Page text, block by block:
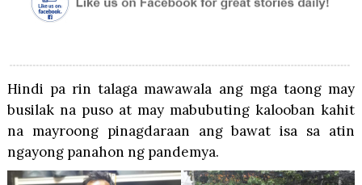
Hindi pa rin talaga mawawala ang mga taong may
busilak na puso at may mabubuting kalooban kahit
na mayroong pinagdaraan ang bawat isa sa atin
ngayong panahon ng pandemya.